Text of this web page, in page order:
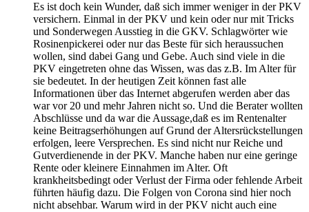
Es ist doch kein Wunder, daß sich immer weniger in der PKV
versichern. Einmal in der PKV und kein oder nur mit Tricks
und Sonderwegen Ausstieg in die GKV. Schlagwörter wie
Rosinenpickerei oder nur das Beste für sich heraussuchen
wollen, sind dabei Gang und Gebe. Auch sind viele in die
PKV eingetreten ohne das Wissen, was das z.B. Im Alter für
sie bedeutet. In der heutigen Zeit können fast alle
Informationen über das Internet abgerufen werden aber das
war vor 20 und mehr Jahren nicht so. Und die Berater wollten
Abschlüsse und da war die Aussage,daß es im Rentenalter
keine Beitragserhöhungen auf Grund der Altersrückstellungen
erfolgen, leere Versprechen. Es sind nicht nur Reiche und
Gutverdienende in der PKV. Manche haben nur eine geringe
Rente oder kleinere Einnahmen im Alter. Oft
krankheitsbedingt oder Verlust der Firma oder fehlende Arbeit
führten häufig dazu. Die Folgen von Corona sind hier noch
nicht absehbar. Warum wird in der PKV nicht auch eine